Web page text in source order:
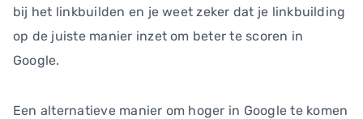
bij het linkbuilden en je weet zeker dat je linkbuilding
op de juiste manier inzet om beter te scoren in
Google.
Een alternatieve manier om hoger in Google te komen